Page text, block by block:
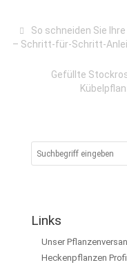
So schneiden Sie Ihre
– Schritt-für-Schritt-
Gefüllte
Links
Unser
Heckenpflanzen Profi